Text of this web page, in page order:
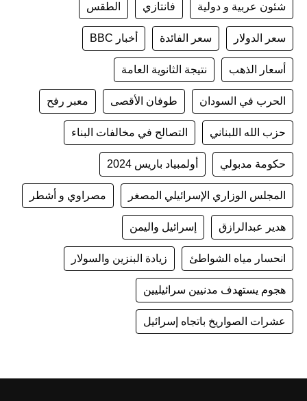
شئون عربية و دولية فانتازي الطقس
سعر الدولار سعر الفائدة أخبار BBC
أسعار الذهب نتيجة الثانوية العامة
الحرب في السودان طوفان الأقصى معبر رفح
حزب الله اللبناني التصالح في مخالفات البناء
حكومة مدبولي أولمبياد باريس 2024
المجلس الوزاري الإسرائيلي المصغر مصراوي و أشطر
هدير عبدالرازق إسرائيل واليمن
انحسار مياه الشواطئ زيادة البنزين والسولار
هجوم يستهدف مدنيين سرائيليين
عشرات الصواريخ باتجاه إسرائيل